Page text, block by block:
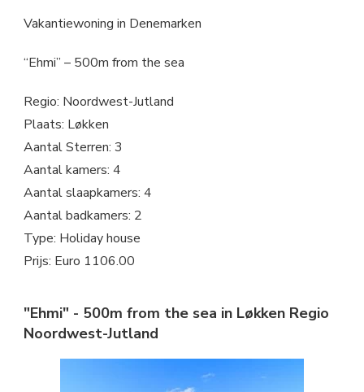
Vakantiewoning in Denemarken
“Ehmi” – 500m from the sea
Regio: Noordwest-Jutland
Plaats: Løkken
Aantal Sterren: 3
Aantal kamers: 4
Aantal slaapkamers: 4
Aantal badkamers: 2
Type: Holiday house
Prijs: Euro 1106.00
"Ehmi" - 500m from the sea in Løkken Regio
Noordwest-Jutland